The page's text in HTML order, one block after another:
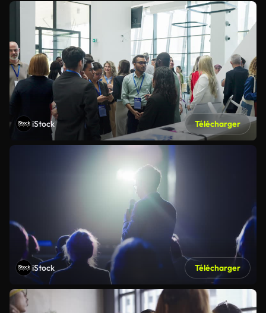
iStock Télécharger
iStock Télécharger